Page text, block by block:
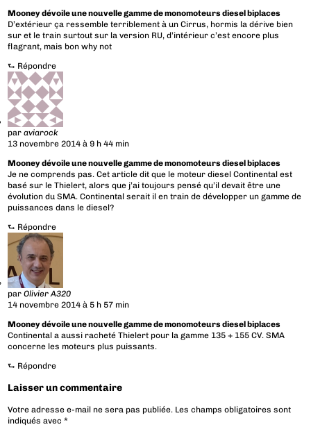
Mooney dévoile une nouvelle gamme de monomoteurs diesel biplaces
D’extérieur ça ressemble terriblement à un Cirrus, hormis la dérive bien
sur et le train surtout sur la version RU, d’intérieur c’est encore plus
flagrant, mais bon why not
⮑ Répondre
paraviarock
13 novembre 2014 à 9 h 44 min
Mooney dévoile une nouvelle gamme de monomoteurs diesel biplaces
Je ne comprends pas. Cet article dit que le moteur diesel Continental est
basé sur le Thielert, alors que j’ai toujours pensé qu’il devait être une
évolution du SMA. Continental serait il en train de développer un gamme de
puissances dans le diesel?
⮑ Répondre
parOlivier A320
14 novembre 2014 à 5 h 57 min
Mooney dévoile une nouvelle gamme de monomoteurs diesel biplaces
Continental a aussi racheté Thielert pour la gamme 135 + 155 CV. SMA
concerne les moteurs plus puissants.
⮑ Répondre
Laisser un commentaire
Votre adresse e-mail ne sera pas publiée. Les champs obligatoires sont
indiqués avec*